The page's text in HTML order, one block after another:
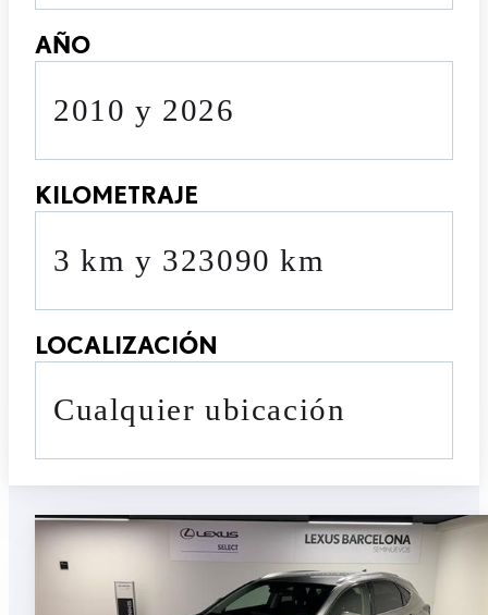
AÑO
2010 y 2026
KILOMETRAJE
3 km y 323090 km
LOCALIZACIÓN
cualquier ubicación